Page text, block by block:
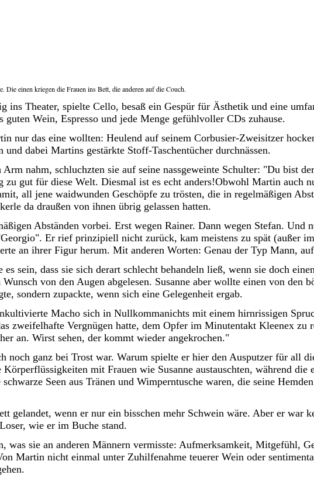
einen kriegen die Frauen ins Bett, die anderen auf die Couch.
ins Theater, spielte Cello, besaß ein Gespür für Ästhetik und eine
guten Wein, Espresso und jede Menge gefühlvoller CDs zuhause.
nur das eine wollten: Heulend auf seinem Corbusier-Zweisitzer
dabei Martins gestärkte Stoff-Taschentücher durchnässen.
nahm, schluchzten sie auf seine nassgeweinte Schulter: "Du bist
gut für diese Welt. Diesmal ist es echt anders!Obwohl Martin auch
all jene waidwunden Geschöpfe zu trösten, die in regelmäßigen
da draußen von ihnen übrig gelassen hatten.
Abständen vorbei. Erst wegen Rainer. Dann wegen Stefan. Und
Er rief prinzipiell nicht zurück, kam meistens zu spät (außer
an ihrer Figur herum. Mit anderen Worten: Genau der Typ Mann,
sein, dass sie sich derart schlecht behandeln ließ, wenn sie doch
von den Augen abgelesen. Susanne aber wollte einen von den
sondern zupackte, wenn sich eine Gelegenheit ergab.
Macho sich in Nullkommanichts mit einem hirnrissigen
zweifelhafte Vergnügen hatte, dem Opfer im Minutentakt Kleenex zu
an. Wirst sehen, der kommt wieder angekrochen."
noch ganz bei Trost war. Warum spielte er hier den Ausputzer für all
mit Frauen wie Susanne austauschten, während die
Seen aus Tränen und Wimperntusche waren, die seine
gelandet, wenn er nur ein bisschen mehr Schwein wäre. Aber er war
wie er im Buche stand.
was sie an anderen Männern vermisste: Aufmerksamkeit, Mitgefühl,
Martin nicht einmal unter Zuhilfenahme teuerer Wein oder